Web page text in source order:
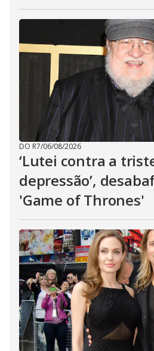
DO R7/06/08/2026
‘Lutei contra a
depressão’,
'Game of Thrones'